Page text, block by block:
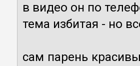
в видео он по
тема избитая - но
сам парень